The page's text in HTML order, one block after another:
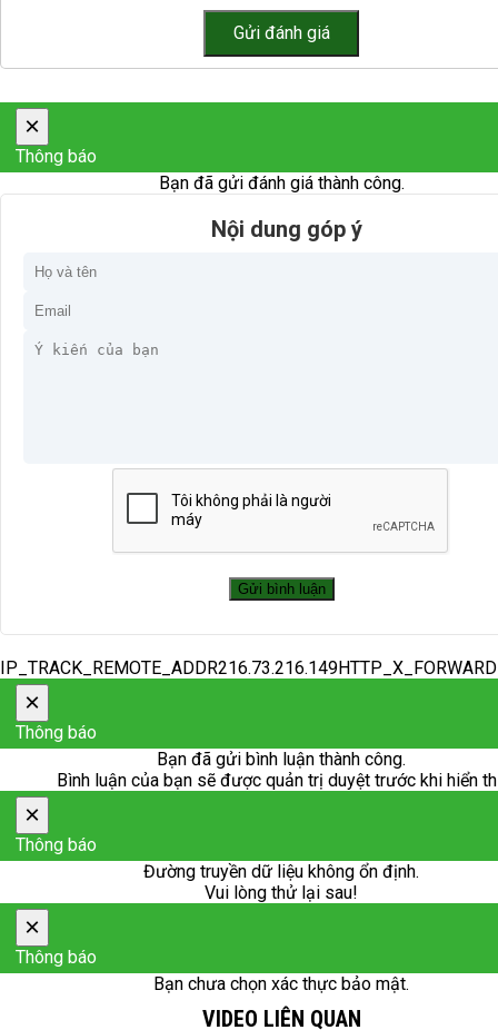
×
Thông báo
Bạn đã gửi đánh giá thành công.
Nội dung góp ý
×
Thông báo
Bạn đã gửi bình luận thành công.
Bình luận của bạn sẽ được quản trị duyệt trước khi hiển
×
Thông báo
Đường truyền dữ liệu không ổn định.
Vui lòng thử lại sau!
×
Thông báo
Bạn chưa chọn xác thực bảo mật.
VIDEO LIÊN QUAN